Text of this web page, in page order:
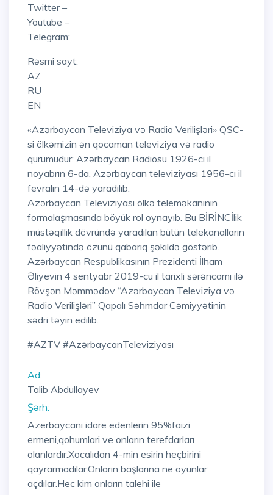
Twitter –
Youtube –
Telegram:
Rəsmi sayt:
AZ
RU
EN
«Azərbaycan Televiziya və Radio Verilişləri» QSC-
si ölkəmizin ən qocaman televiziya və radio
qurumudur: Azərbaycan Radiosu 1926-cı il
noyabrın 6-da, Azərbaycan televiziyası 1956-cı il
fevralın 14-də yaradılıb.
Azərbaycan Televiziyası ölkə teleməkanının
formalaşmasında böyük rol oynayıb. Bu BİRİNCİlik
müstəqillik dövründə yaradılan bütün telekanalların
fəaliyyətində özünü qabarıq şəkildə göstərib.
Azərbaycan Respublikasının Prezidenti İlham
Əliyevin 4 sentyabr 2019-cu il tarixli sərəncamı ilə
Rövşən Məmmədov “Azərbaycan Televiziya və
Radio Verilişləri” Qapalı Səhmdar Cəmiyyətinin
sədri təyin edilib.
#AZTV #AzərbaycanTeleviziyası
Ad:
Talib Abdullayev
Şərh:
Azerbaycanı idare edenlerin 95%faizi
ermeni,qohumlari ve onların terefdarları
olanlardır.Xocalıdan 4-min esirin heçbirini
qayrarmadilar.Onların başlarına ne oyunlar
açdılar.Hec kim onların talehi ile